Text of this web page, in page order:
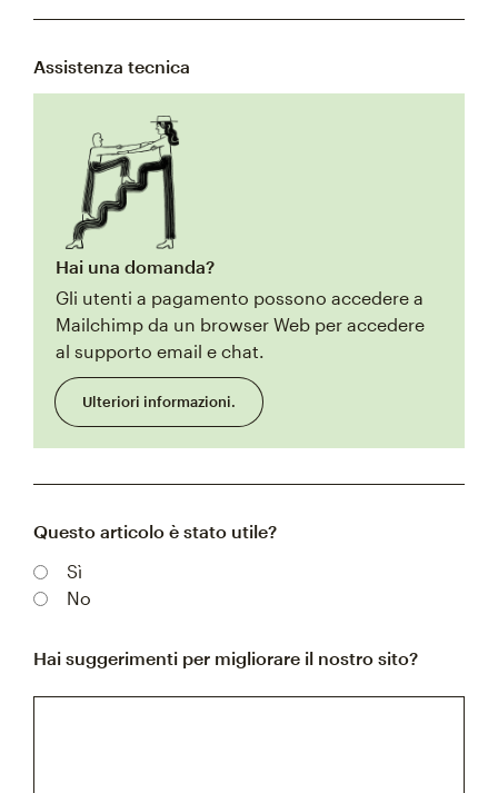
Assistenza tecnica
Hai una domanda?
Gli utenti a pagamento possono accedere a
Mailchimp da un browser Web per accedere
al supporto email e chat.
Ulteriori informazioni.
Questo articolo è stato utile?
Sì
No
Hai suggerimenti per migliorare il nostro sito?